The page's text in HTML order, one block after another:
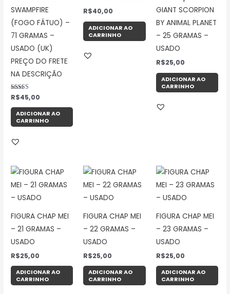
SWAMPFIRE
(FOGO FÁTUO) –
71 GRAMAS –
USADO (UK)
PREÇO DO FRETE
NA DESCRIÇÃO
Avaliação
5.00
de 5
R$45,00
ADICIONAR AO
CARRINHO
R$40,00
ADICIONAR AO
CARRINHO
GIANT SCORPION
BY ANIMAL PLANET
– 25 GRAMAS –
USADO
R$25,00
ADICIONAR AO
CARRINHO
FIGURA CHAP MEI
– 21 GRAMAS –
USADO
R$25,00
ADICIONAR AO
CARRINHO
FIGURA CHAP MEI
– 22 GRAMAS –
USADO
R$25,00
ADICIONAR AO
CARRINHO
FIGURA CHAP MEI
– 23 GRAMAS –
USADO
R$25,00
ADICIONAR AO
CARRINHO